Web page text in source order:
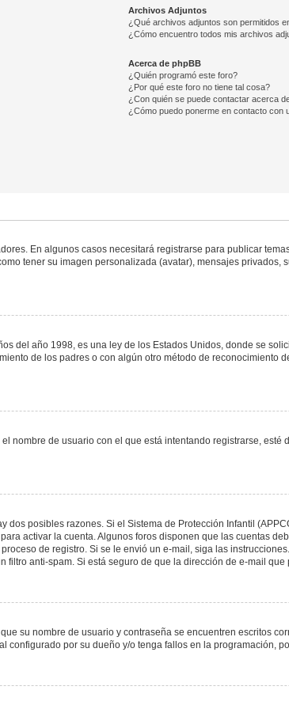
Archivos Adjuntos
¿Qué archivos adjuntos son permitidos
¿Cómo encuentro todos mis archivos
Acerca de phpBB
¿Quién programó este foro?
¿Por qué este foro no tiene tal cosa?
¿Con quién se puede contactar acerca
¿Cómo puedo ponerme en contacto con
En algunos casos necesitará registrarse para publicar
tener su imagen personalizada (avatar), mensajes privados,
del año 1998, es una ley de los Estados Unidos, donde se
de los padres o con algún otro método de reconocimiento
nombre de usuario con el que está intentando registrarse,
dos posibles razones. Si el Sistema de Protección Infantil
activar la cuenta. Algunos foros disponen que las cuentas
de registro. Si se le envió un e-mail, siga las
anti-spam. Si está seguro de que la dirección de e-mail
su nombre de usuario y contraseña se encuentren escritos
configurado por su dueño y/o tenga fallos en la programación,